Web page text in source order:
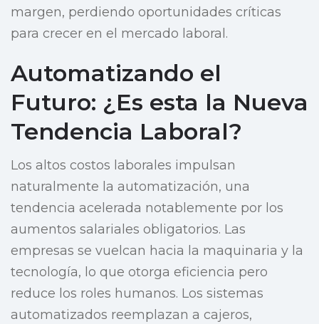
margen, perdiendo oportunidades críticas
para crecer en el mercado laboral.
Automatizando el
Futuro: ¿Es esta la Nueva
Tendencia Laboral?
Los altos costos laborales impulsan
naturalmente la automatización, una
tendencia acelerada notablemente por los
aumentos salariales obligatorios. Las
empresas se vuelcan hacia la maquinaria y la
tecnología, lo que otorga eficiencia pero
reduce los roles humanos. Los sistemas
automatizados reemplazan a cajeros,